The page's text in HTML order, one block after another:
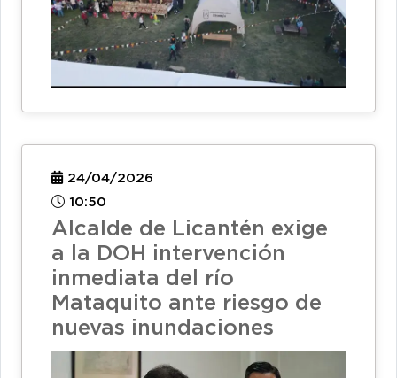
24/04/2026
10:50
Alcalde de Licantén exige
a la DOH intervención
inmediata del río
Mataquito ante riesgo de
nuevas inundaciones